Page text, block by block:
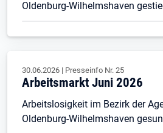
Oldenburg-Wilhelmshaven
30.06.2026 | Presseinfo Nr. 25
Arbeitsmarkt Juni 2026
Arbeitslosigkeit im Bezirk der
Oldenburg-Wilhelmshaven